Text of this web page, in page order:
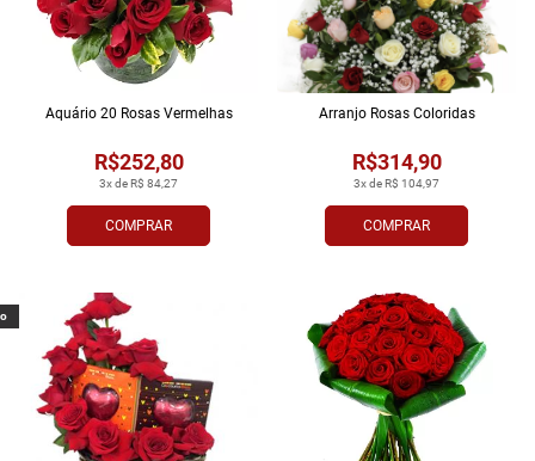
COMPRAR
3x de R$ 84,27
R$252,80
Aquário 20 Rosas Vermelhas
COMPRAR
3x de R$ 104,97
R$314,90
Arranjo Rosas Coloridas